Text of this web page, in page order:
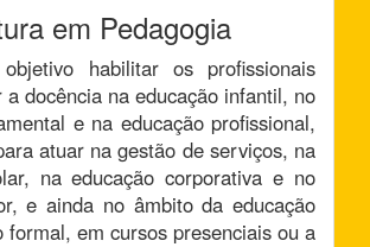
em Pedagogia
habilitar os profissionais
a docência na educação infantil, no
e na educação profissional,
atuar na gestão de serviços, na
na educação corporativa e no
e ainda no âmbito da educação
formal, em cursos presenciais ou a